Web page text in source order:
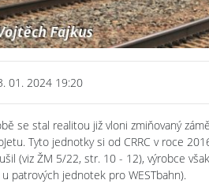
01. 2024 19:20
se stal realitou již vloni zmiňovaný
Tyto jednotky si od CRRC v roce
(viz ŽM 5/22, str. 10 - 12), výrobce
patrových jednotek pro WESTbahn).